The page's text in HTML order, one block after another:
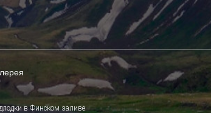
в Финском заливе